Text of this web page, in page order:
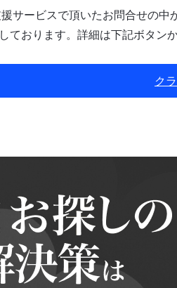
サービスで頂いたお問合せの
おります。詳細は下記ボタンか
ク